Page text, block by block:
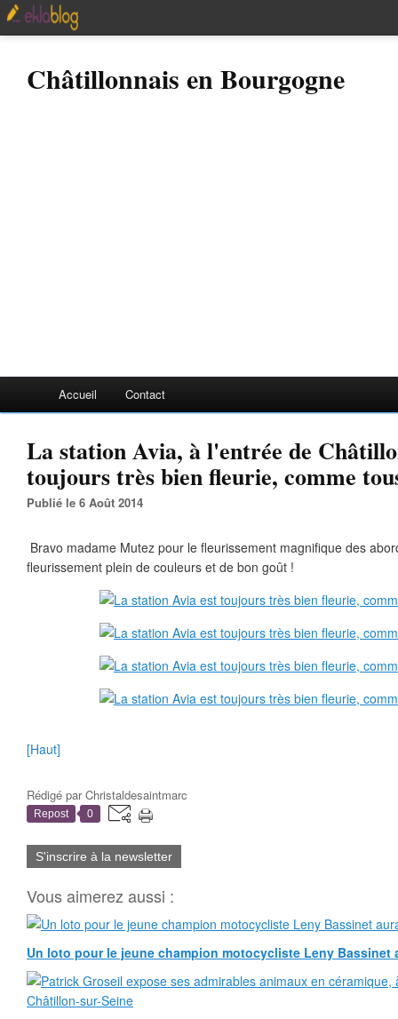
Châtillonnais en Bourgogne
Accueil Contact
La station Avia, à l'entrée de
toujours très bien fleurie, comme
Publié le 6 Août 2014
Bravo madame Mutez pour le fleurissement magnifique des
fleurissement plein de couleurs et de bon goût !
[Haut]
Rédigé parChristaldesaintmarc
Repost 0
S'inscrire à la newsletter
Vous aimerez aussi :
Un loto pour le jeune champion motocycliste Leny Bassinet